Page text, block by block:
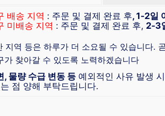
배송 지역 : 주문 및 결제 완료 후, 1-2일
미배송 지역 : 주문 및 결제 완료 후, 2-3
지역 등은 하루가 더 소요될 수 있습니다.
가 찾아갈 수 있도록 노력하겠습니다
, 물량 수급 변동 등 예외적인 사유 발생
점 양해 부탁드립니다.